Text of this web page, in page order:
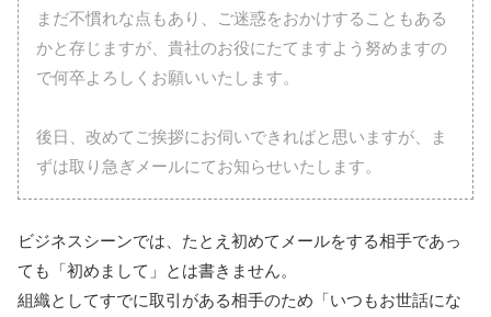
まだ不慣れな点もあり、ご迷惑をおかけすることもある
かと存じますが、貴社のお役にたてますよう努めますの
で何卒よろしくお願いいたします。
後日、改めてご挨拶にお伺いできればと思いますが、ま
ずは取り急ぎメールにてお知らせいたします。
ビジネスシーンでは、たとえ初めてメールをする相手であっ
ても「初めまして」とは書きません。
組織としてすでに取引がある相手のため「いつもお世話にな